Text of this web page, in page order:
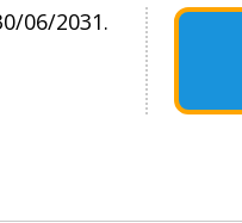
06/2031.